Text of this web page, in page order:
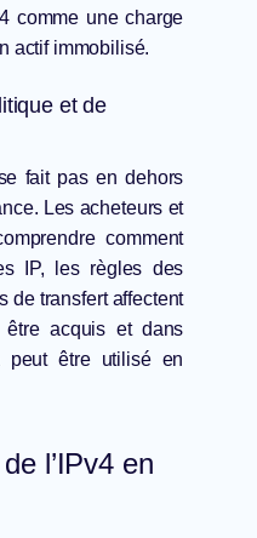
comme une charge
actif immobilisé.
et de
fait pas en dehors
Les acheteurs et
comment
IP, les règles des
de transfert affectent
acquis et dans
peut être utilisé en
l’IPv4 en